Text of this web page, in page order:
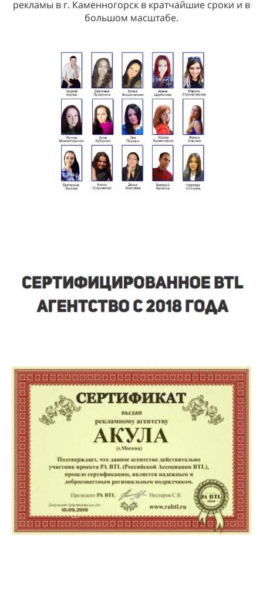
рекламы в г. Каменногорск в кратчайшие сроки и в
большом масштабе.